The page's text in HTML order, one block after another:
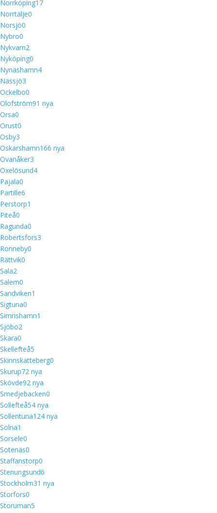
Norrköping17
Norrtälje0
Norsjö0
Nybro0
Nykvarn2
Nyköping0
Nynäshamn4
Nässjö3
Ockelbo0
Olofström91 nya
Orsa0
Orust0
Osby3
Oskarshamn166 nya
Ovanåker3
Oxelösund4
Pajala0
Partille6
Perstorp1
Piteå0
Ragunda0
Robertsfors3
Ronneby0
Rättvik0
Sala2
Salem0
Sandviken1
Sigtuna0
Simrishamn1
Sjöbo2
Skara0
Skellefteå5
Skinnskatteberg0
Skurup72 nya
Skövde92 nya
Smedjebacken0
Sollefteå54 nya
Sollentuna124 nya
Solna1
Sorsele0
Sotenäs0
Staffanstorp0
Stenungsund6
Stockholm31 nya
Storfors0
Storuman5